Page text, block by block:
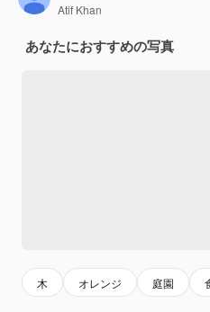
Atif Khan
あなたにおすすめの写真
木 オレンジ 庭園